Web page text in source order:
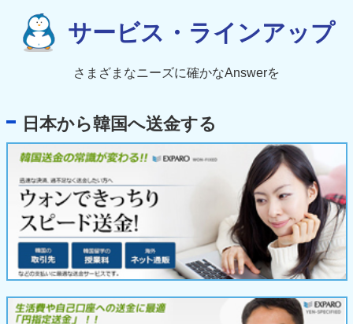
サービス・ラインアップ
さまざまなニーズに確かなAnswerを
日本から韓国へ送金する